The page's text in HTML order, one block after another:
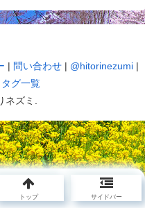
| 問い合わせ| @hitorinezumi|
タグ一覧
ズミ.
トップ サイドバー